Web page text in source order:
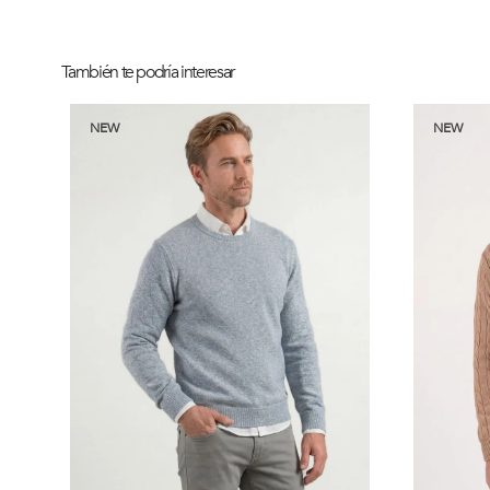
También te podría interesar
NEW NEW